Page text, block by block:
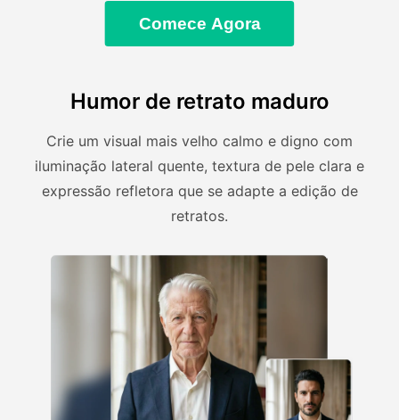
Comece Agora
Humor de retrato maduro
Crie um visual mais velho calmo e digno com
iluminação lateral quente, textura de pele clara e
expressão refletora que se adapte a edição de
retratos.